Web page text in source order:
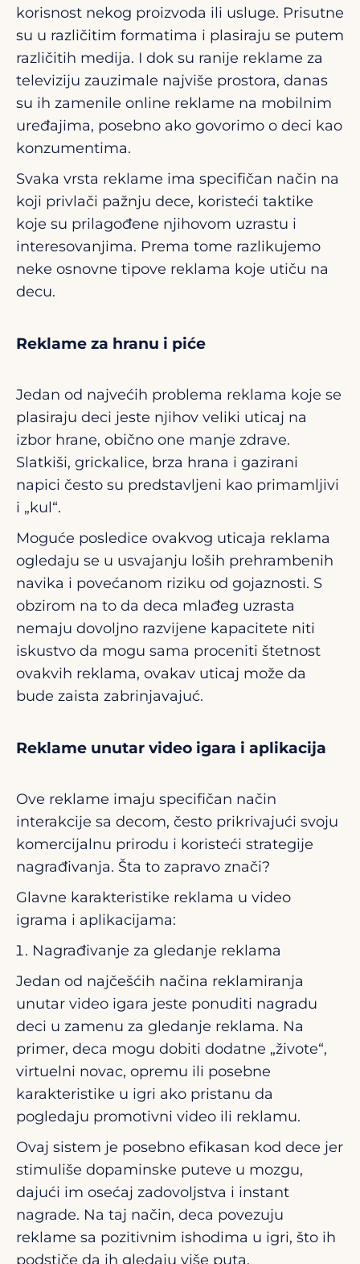
korisnost nekog proizvoda ili usluge. Prisutne
su u različitim formatima i plasiraju se putem
različitih medija. I dok su ranije reklame za
televiziju zauzimale najviše prostora, danas
su ih zamenile online reklame na mobilnim
uređajima, posebno ako govorimo o deci kao
konzumentima.
Svaka vrsta reklame ima specifičan način na
koji privlači pažnju dece, koristeći taktike
koje su prilagođene njihovom uzrastu i
interesovanjima. Prema tome razlikujemo
neke osnovne tipove reklama koje utiču na
decu.
Reklame za hranu i piće
Jedan od najvećih problema reklama koje se
plasiraju deci jeste njihov veliki uticaj na
izbor hrane, obično one manje zdrave.
Slatkiši, grickalice, brza hrana i gazirani
napici često su predstavljeni kao primamljivi
i „kul“.
Moguće posledice ovakvog uticaja reklama
ogledaju se u usvajanju loših prehrambenih
navika i povećanom riziku od gojaznosti. S
obzirom na to da deca mlađeg uzrasta
nemaju dovoljno razvijene kapacitete niti
iskustvo da mogu sama proceniti štetnost
ovakvih reklama, ovakav uticaj može da
bude zaista zabrinjavajuć.
Reklame unutar video igara i aplikacija
Ove reklame imaju specifičan način
interakcije sa decom, često prikrivajući svoju
komercijalnu prirodu i koristeći strategije
nagrađivanja. Šta to zapravo znači?
Glavne karakteristike reklama u video
igrama i aplikacijama:
Nagrađivanje za gledanje reklama
Jedan od najčešćih načina reklamiranja
unutar video igara jeste ponuditi nagradu
deci u zamenu za gledanje reklama. Na
primer, deca mogu dobiti dodatne „živote“,
virtuelni novac, opremu ili posebne
karakteristike u igri ako pristanu da
pogledaju promotivni video ili reklamu.
Ovaj sistem je posebno efikasan kod dece jer
stimuliše dopaminske puteve u mozgu,
dajući im osećaj zadovoljstva i instant
nagrade. Na taj način, deca povezuju
reklame sa pozitivnim ishodima u igri, što ih
podstiče da ih gledaju više puta.